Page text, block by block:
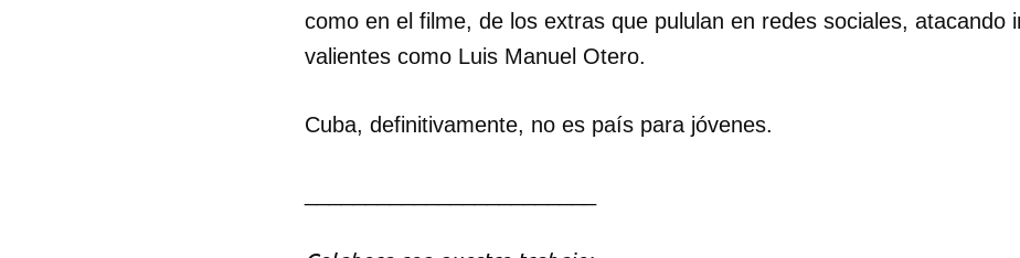
como en el filme, de los extras que pululan en redes sociales, atacando
valientes como Luis Manuel Otero.
Cuba, definitivamente, no es país para jóvenes.